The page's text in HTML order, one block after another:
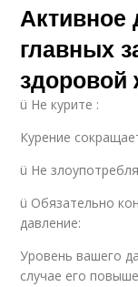
Активное
главных
здоровой
ü Не курите :
Курение
ü Не
ü Обязательно
давление:
Уровень вашего
случае его